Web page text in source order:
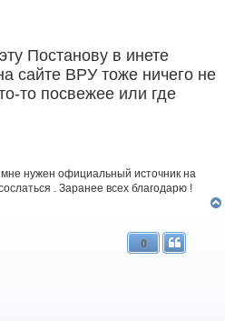
Постанову в инете
сайте ВРУ тоже ничего не
то посвежее или где
нужен официальный источник на
. Заранее всех благодарю !
0